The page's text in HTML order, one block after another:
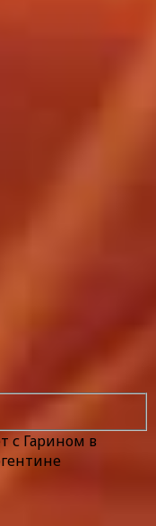
с Гарином в